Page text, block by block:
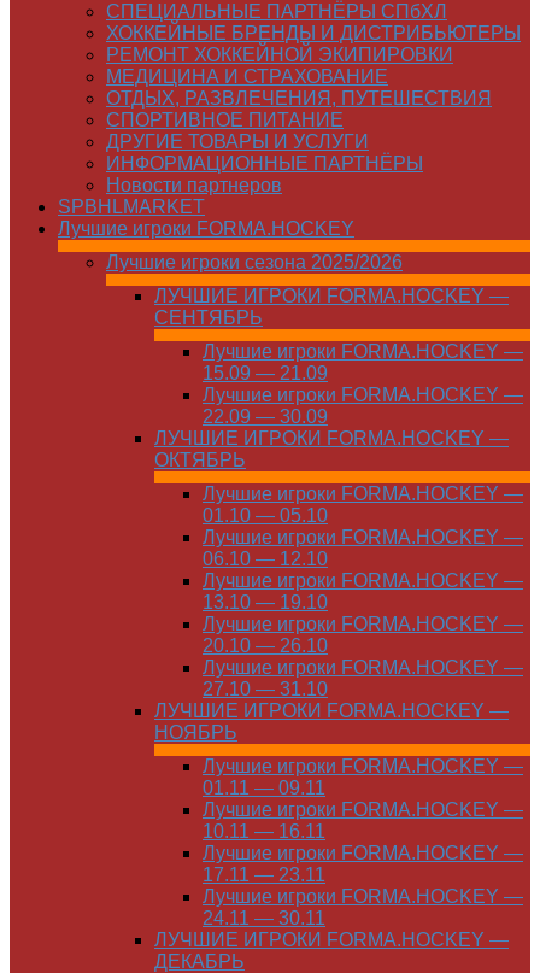
СПЕЦИАЛЬНЫЕ ПАРТНЁРЫ СПбХЛ
ХОККЕЙНЫЕ БРЕНДЫ И ДИСТРИБЬЮТЕРЫ
РЕМОНТ ХОККЕЙНОЙ ЭКИПИРОВКИ
МЕДИЦИНА И СТРАХОВАНИЕ
ОТДЫХ, РАЗВЛЕЧЕНИЯ, ПУТЕШЕСТВИЯ
СПОРТИВНОЕ ПИТАНИЕ
ДРУГИЕ ТОВАРЫ И УСЛУГИ
ИНФОРМАЦИОННЫЕ ПАРТНЁРЫ
Новости партнеров
SPBHLMARKET
Лучшие игроки FORMA.HOCKEY
Лучшие игроки сезона 2025/2026
ЛУЧШИЕ ИГРОКИ FORMA.HOCKEY —
СЕНТЯБРЬ
Лучшие игроки FORMA.HOCKEY —
15.09 — 21.09
Лучшие игроки FORMA.HOCKEY —
22.09 — 30.09
ЛУЧШИЕ ИГРОКИ FORMA.HOCKEY —
ОКТЯБРЬ
Лучшие игроки FORMA.HOCKEY —
01.10 — 05.10
Лучшие игроки FORMA.HOCKEY —
06.10 — 12.10
Лучшие игроки FORMA.HOCKEY —
13.10 — 19.10
Лучшие игроки FORMA.HOCKEY —
20.10 — 26.10
Лучшие игроки FORMA.HOCKEY —
27.10 — 31.10
ЛУЧШИЕ ИГРОКИ FORMA.HOCKEY —
НОЯБРЬ
Лучшие игроки FORMA.HOCKEY —
01.11 — 09.11
Лучшие игроки FORMA.HOCKEY —
10.11 — 16.11
Лучшие игроки FORMA.HOCKEY —
17.11 — 23.11
Лучшие игроки FORMA.HOCKEY —
24.11 — 30.11
ЛУЧШИЕ ИГРОКИ FORMA.HOCKEY —
ДЕКАБРЬ